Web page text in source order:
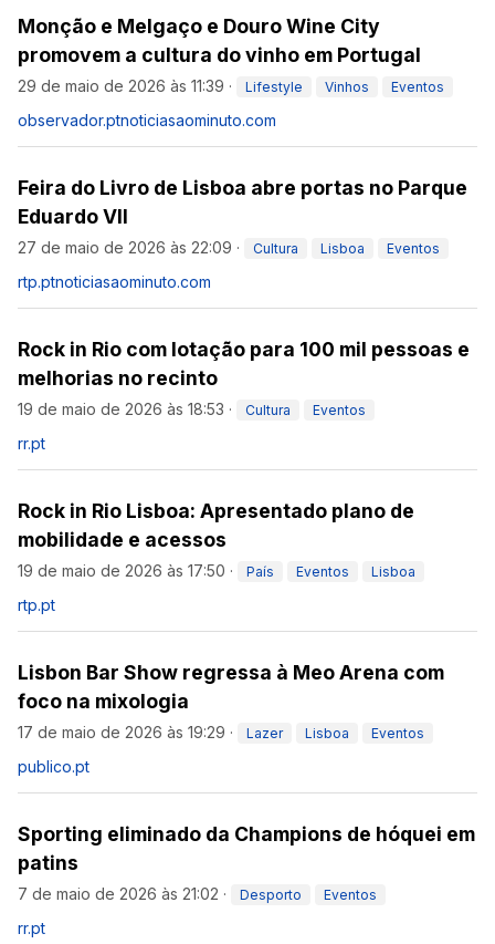
Monção e Melgaço e Douro Wine City
promovem a cultura do vinho em Portugal
29 de maio de 2026 às 11:39 · Lifestyle Vinhos Eventos
observador.ptnoticiasaominuto.com
Feira do Livro de Lisboa abre portas no Parque
Eduardo VII
27 de maio de 2026 às 22:09 · Cultura Lisboa Eventos
rtp.ptnoticiasaominuto.com
Rock in Rio com lotação para 100 mil pessoas e
melhorias no recinto
19 de maio de 2026 às 18:53 · Cultura Eventos
rr.pt
Rock in Rio Lisboa: Apresentado plano de
mobilidade e acessos
19 de maio de 2026 às 17:50 · País Eventos Lisboa
rtp.pt
Lisbon Bar Show regressa à Meo Arena com
foco na mixologia
17 de maio de 2026 às 19:29 · Lazer Lisboa Eventos
publico.pt
Sporting eliminado da Champions de hóquei em
patins
7 de maio de 2026 às 21:02 · Desporto Eventos
rr.pt